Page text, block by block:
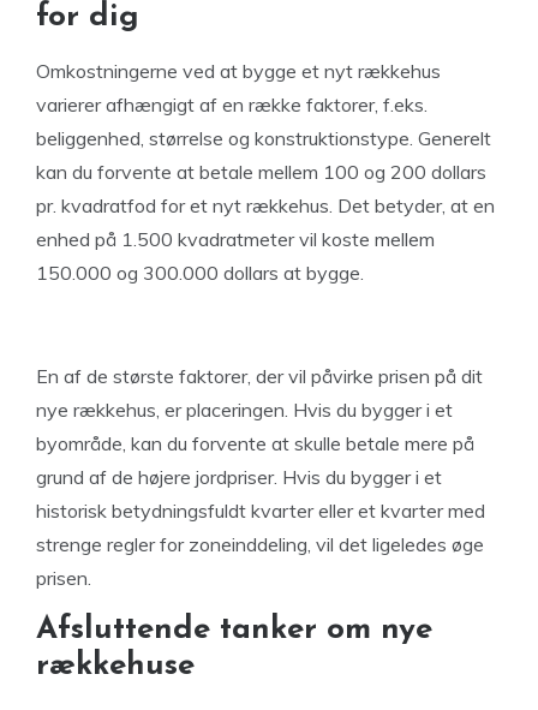
for dig
Omkostningerne ved at bygge et nyt rækkehus
varierer afhængigt af en række faktorer, f.eks.
beliggenhed, størrelse og konstruktionstype. Generelt
kan du forvente at betale mellem 100 og 200 dollars
pr. kvadratfod for et nyt rækkehus. Det betyder, at en
enhed på 1.500 kvadratmeter vil koste mellem
150.000 og 300.000 dollars at bygge.
En af de største faktorer, der vil påvirke prisen på dit
nye rækkehus, er placeringen. Hvis du bygger i et
byområde, kan du forvente at skulle betale mere på
grund af de højere jordpriser. Hvis du bygger i et
historisk betydningsfuldt kvarter eller et kvarter med
strenge regler for zoneinddeling, vil det ligeledes øge
prisen.
Afsluttende tanker om nye
rækkehuse